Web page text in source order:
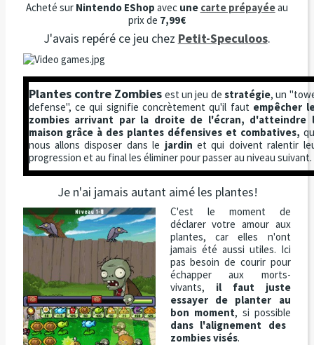
Acheté sur Nintendo EShop avecune carte prépayéeau
prix de 7,99€
J'avais repéré ce jeu chez Petit-Speculoos.
Plantes contre Zombies est un jeu de stratégie, un
defense", ce qui signifie concrètement qu'il faut empêcher
zombies arrivant par la droite de l'écran, d'atteindre
maison grâce à des plantes défensives et combatives,
nous allons disposer dans le jardin et qui doivent ralentir
progression et au final les éliminer pour passer au niveau suivant.
Je n'ai jamais autant aimé les plantes!
C'est le moment de
déclarer votre amour aux
plantes, car elles n'ont
jamais été aussi utiles. Ici
pas besoin de courir pour
échapper aux morts-
vivants, il faut juste
essayer de planter au
bon moment, si possible
dans l'alignement des
zombies visés.